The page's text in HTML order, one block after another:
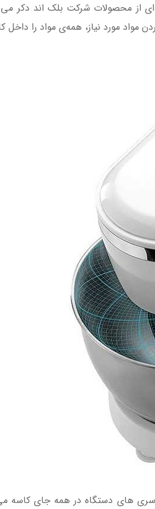
از محصولات شرکت بلک اند دکر می
مورد نیاز، همه‌ی مواد را داخل
های دستگاه در همه جای کاسه